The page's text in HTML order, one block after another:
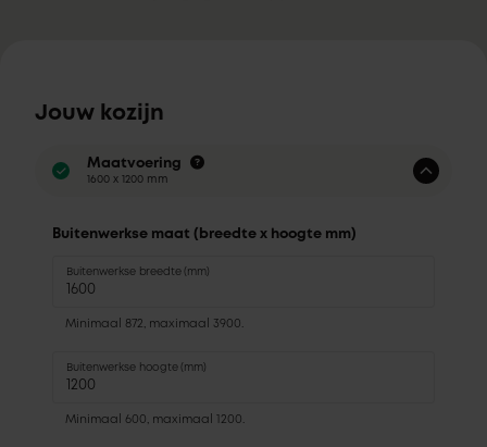
Jouw kozijn
Maatvoering
1600 x 1200 mm
Buitenwerkse maat (breedte x hoogte mm)
Buitenwerkse breedte (mm)
Minimaal 872, maximaal 3900.
Buitenwerkse hoogte (mm)
Minimaal 600, maximaal 1200.